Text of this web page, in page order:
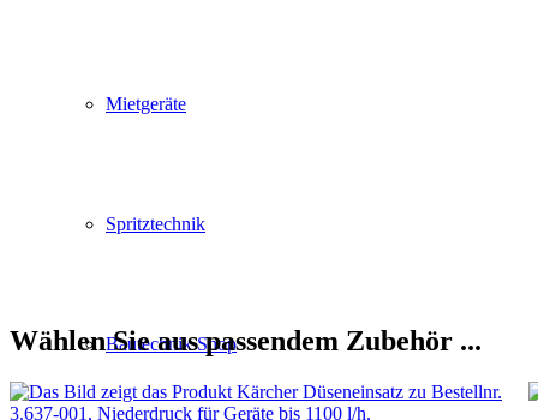
Mietgeräte
Spritztechnik
Bautechnik Shop
Wählen Sie aus passendem Zubehör ...